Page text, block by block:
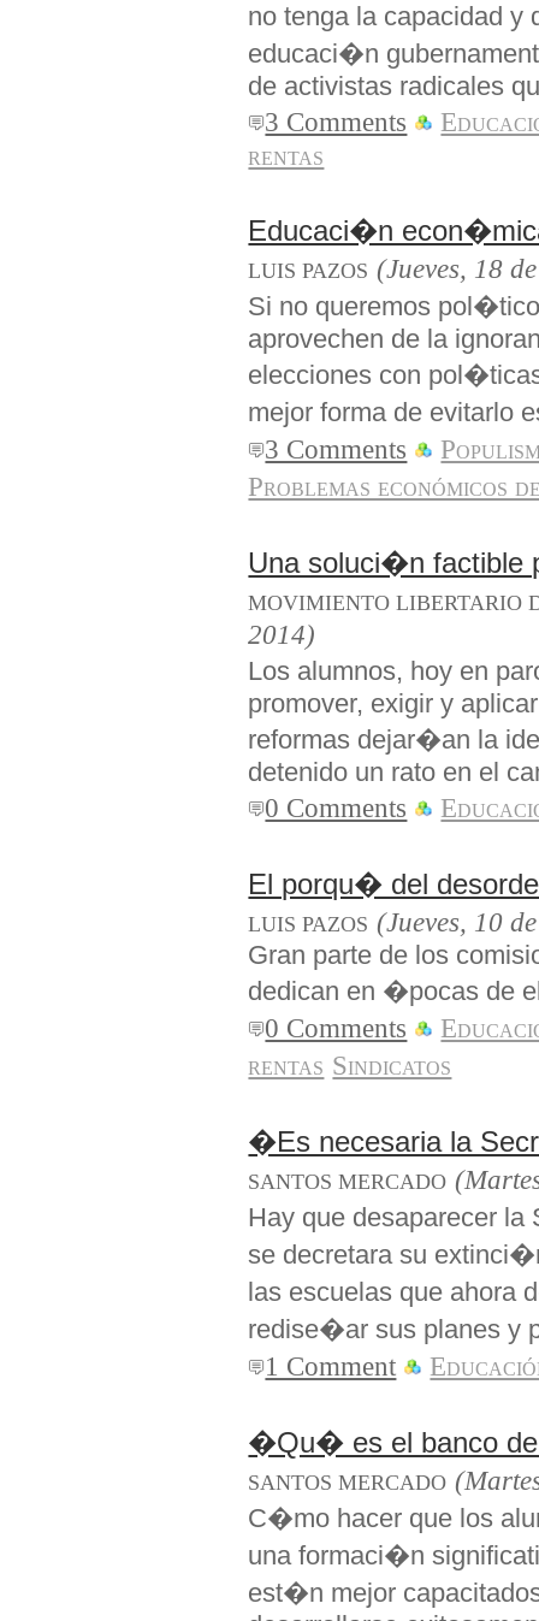
no tenga la capacidad
educaci�n
de activistas radicales
3 Comments
rentas
Educaci�n
LUIS PAZOS (Jueves, 18
Si no queremos
aprovechen de la
elecciones con
mejor forma de evitarlo
3 Comments
Problemas económicos
Una soluci�n factible
MOVIMIENTO LIBERTARIO
2014)
Los alumnos, hoy en
promover, exigir y
reformas dejar�an la
detenido un rato en el
0 Comments
El porqu� del
LUIS PAZOS (Jueves, 10
Gran parte de los
dedican en �pocas de
0 Comments
rentas Sindicatos
�Es necesaria la
SANTOS MERCADO
Hay que desaparecer
se decretara su
las escuelas que ahora
redise�ar sus planes y
1 Comment
�Qu� es el banco
SANTOS MERCADO
C�mo hacer que los
una formaci�n
est�n mejor